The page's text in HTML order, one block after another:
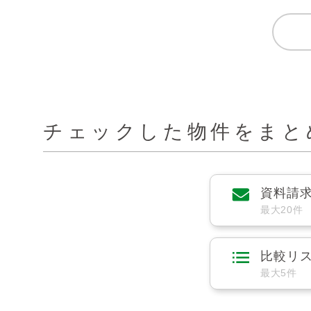
チェックした物件をまと
資料請
最大20件
比較リ
最大5件